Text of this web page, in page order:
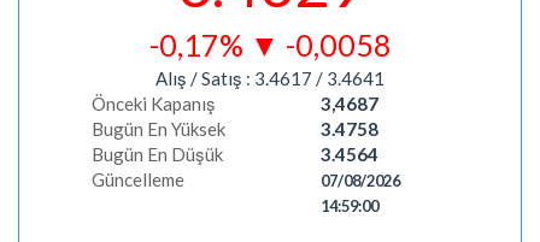
-0,17% ▼ -0,0058
Alış / Satış : 3.4617 / 3.4641
Önceki Kapanış
3,4687
Bugün En Yüksek
3.4758
Bugün En Düşük
3.4564
Güncelleme
07/08/2026
14:59:00